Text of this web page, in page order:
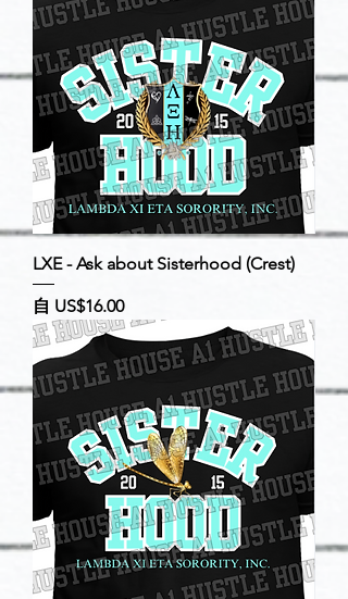
LXE - Ask about Sisterhood (Crest)
自 US$16.00
促銷價格